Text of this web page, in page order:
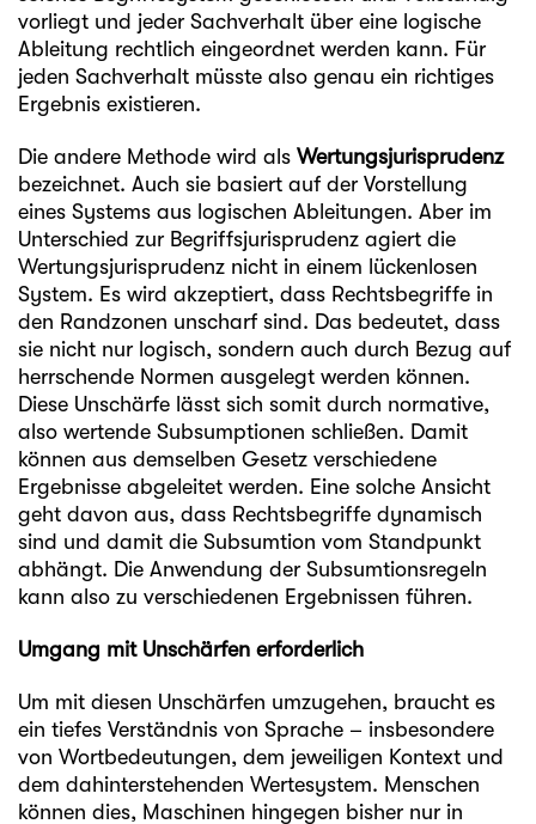
vorliegt und jeder Sachverhalt über eine logische
Ableitung rechtlich eingeordnet werden kann. Für
jeden Sachverhalt müsste also genau ein richtiges
Ergebnis existieren.
Die andere Methode wird als Wertungsjurisprudenz
bezeichnet. Auch sie basiert auf der Vorstellung
eines Systems aus logischen Ableitungen. Aber im
Unterschied zur Begriffsjurisprudenz agiert die
Wertungsjurisprudenz nicht in einem lückenlosen
System. Es wird akzeptiert, dass Rechtsbegriffe in
den Randzonen unscharf sind. Das bedeutet, dass
sie nicht nur logisch, sondern auch durch Bezug auf
herrschende Normen ausgelegt werden können.
Diese Unschärfe lässt sich somit durch normative,
also wertende Subsumptionen schließen. Damit
können aus demselben Gesetz verschiedene
Ergebnisse abgeleitet werden. Eine solche Ansicht
geht davon aus, dass Rechtsbegriffe dynamisch
sind und damit die Subsumtion vom Standpunkt
abhängt. Die Anwendung der Subsumtionsregeln
kann also zu verschiedenen Ergebnissen führen.
Umgang mit Unschärfen erforderlich
Um mit diesen Unschärfen umzugehen, braucht es
ein tiefes Verständnis von Sprache – insbesondere
von Wortbedeutungen, dem jeweiligen Kontext und
dem dahinterstehenden Wertesystem. Menschen
können dies, Maschinen hingegen bisher nur in